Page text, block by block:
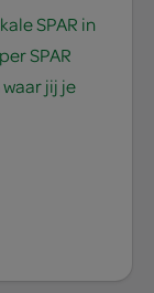
SPAR in
SPAR
jij je